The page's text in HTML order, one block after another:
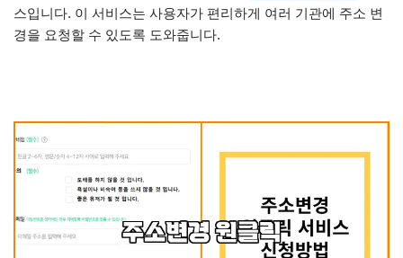
스입니다. 이 서비스는 사용자가 편리하게 여러 기관에 주소 변
경을 요청할 수 있도록 도와줍니다.